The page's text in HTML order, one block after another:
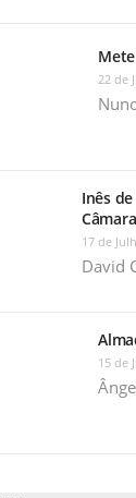
22 de
Inês
17 de
David
15 de